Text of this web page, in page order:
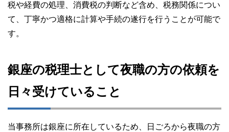
税や経費の処理、消費税の判断など含め、税務関係につい
て、丁寧かつ適格に計算や手続の遂行を行うことが可能で
す。
銀座の税理士として夜職の方の依頼を
日々受けていること
当事務所は銀座に所在しているため、日ごろから夜職の方